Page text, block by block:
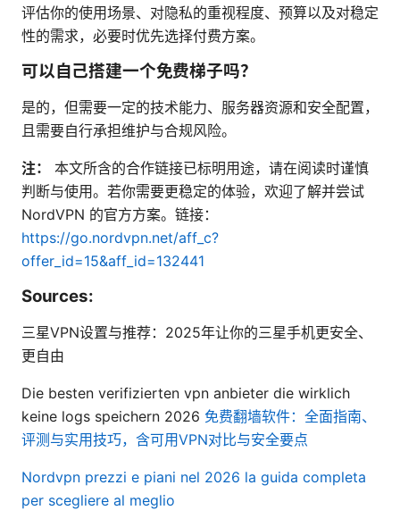
评估你的使用场景、对隐私的重视程度、预算以及对稳定
性的需求，必要时优先选择付费方案。
可以自己搭建一个免费梯子吗？
是的，但需要一定的技术能力、服务器资源和安全配置，
且需要自行承担维护与合规风险。
注：
本文所含的合作链接已标明用途，请在阅读时谨慎
判断与使用。若你需要更稳定的体验，欢迎了解并尝试
NordVPN 的官方方案。链接：
https://go.nordvpn.net/aff_c?
offer_id=15&aff_id=132441
Sources:
三星VPN设置与推荐：2025年让你的三星手机更安全、
更自由
Die besten verifizierten vpn anbieter die wirklich
keine logs speichern 2026 免费翻墙软件：全面指南、
评测与实用技巧，含可用VPN对比与安全要点
Nordvpn prezzi e piani nel 2026 la guida completa
per scegliere al meglio